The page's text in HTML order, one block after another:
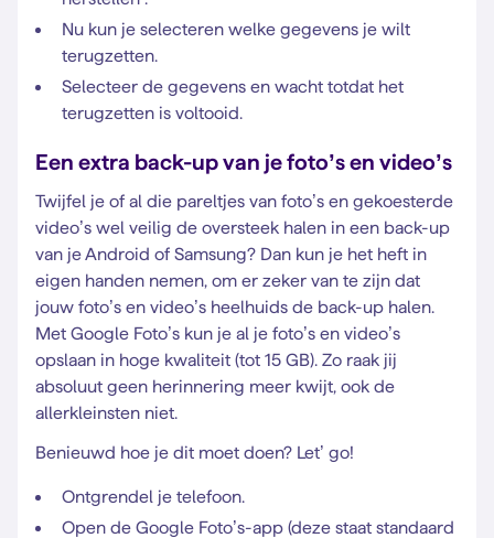
Nu kun je selecteren welke gegevens je wilt
terugzetten.
Selecteer de gegevens en wacht totdat het
terugzetten is voltooid.
Een extra back-up van je foto’s en video’s
Twijfel je of al die pareltjes van foto’s en gekoesterde
video’s wel veilig de oversteek halen in een back-up
van je Android of Samsung? Dan kun je het heft in
eigen handen nemen, om er zeker van te zijn dat
jouw foto’s en video’s heelhuids de back-up halen.
Met Google Foto’s kun je al je foto’s en video’s
opslaan in hoge kwaliteit (tot 15 GB). Zo raak jij
absoluut geen herinnering meer kwijt, ook de
allerkleinsten niet.
Benieuwd hoe je dit moet doen? Let’ go!
Ontgrendel je telefoon.
Open de Google Foto’s-app (deze staat standaard